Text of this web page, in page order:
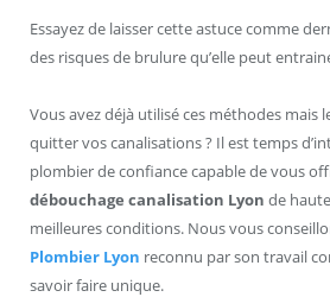
Essayez de laisser cette astuce comme
des risques de brulure qu’elle peut
Vous avez déjà utilisé ces méthodes mais
quitter vos canalisations ? Il est temps
plombier de confiance capable de vous
débouchage canalisation Lyon de
meilleures conditions. Nous vous
Plombier Lyon reconnu par son travail
savoir faire unique.